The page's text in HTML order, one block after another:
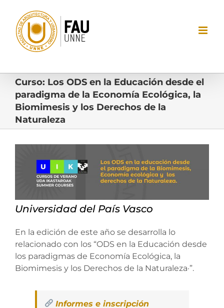
contenido
Curso: Los ODS en la Educación desde el
paradigma de la Economía Ecológica, la
Biomimesis y los Derechos de la
Naturaleza
imagen
grande
Universidad del País Vasco
En la edición de este año se desarrolla lo
relacionado con los “ODS en la Educación desde
los paradigmas de Economía Ecológica, la
Biomimesis y los Derechos de la Naturaleza·”.
Informes e inscripción